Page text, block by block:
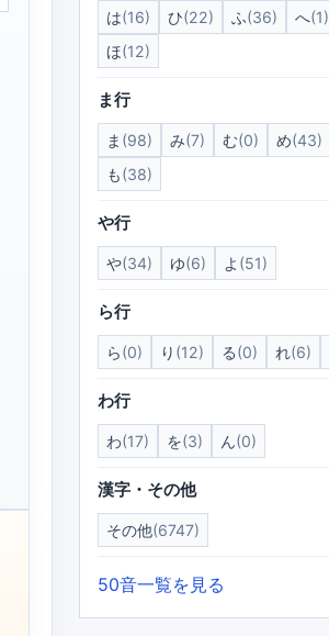
は(16) ひ(22) ふ(36) へ(1)
ほ(12)
ま行
ま (98) み(7) む(0) め(43)
も(38)
や行
や(34) ゆ(6) よ (51)
ら行
ら(0) り (12) る(0) れ(6)
わ行
わ(17) を(3) ん(0)
漢字・その他
その他(6747)
50音一覧を見る